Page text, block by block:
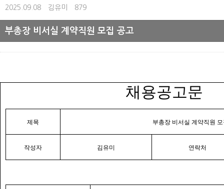
2025.09.08 김유미 879
부총장 비서실 계약직원 모집 공고
채용공고문
제목 부총장 비서실 계약직원
작성자 김유미 연락처